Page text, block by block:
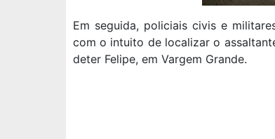
Em seguida, policiais civis e
com o intuito de localizar o
deter Felipe, em Vargem Grande.